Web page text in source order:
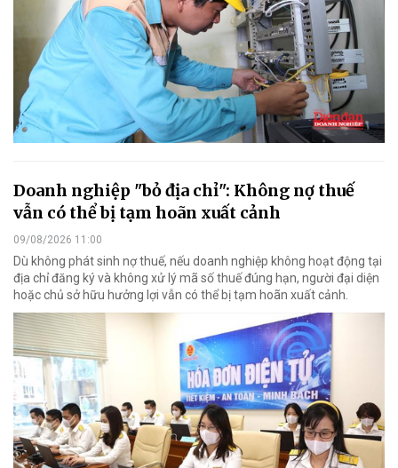
Doanh nghiệp "bỏ địa chỉ": Không nợ thuế
vẫn có thể bị tạm hoãn xuất cảnh
09/08/2026 11:00
Dù không phát sinh nợ thuế, nếu doanh nghiệp không hoạt động tại
địa chỉ đăng ký và không xử lý mã số thuế đúng hạn, người đại diện
hoặc chủ sở hữu hưởng lợi vẫn có thể bị tạm hoãn xuất cảnh.